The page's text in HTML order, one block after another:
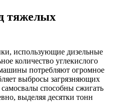
тяжелых
использующие дизельные
количество углекислого
потребляют огромное
выбросы загрязняющих
способны сжигать
выделяя десятки тонн